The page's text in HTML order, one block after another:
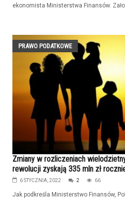
ekonomista Ministerstwa Finansów.
PRAWO PODATKOWE
Zmiany w rozliczeniach
rewolucji zyskają 335 mln zł
6 STYCZNIA, 2022 2 66
Jak podkreśla Ministerstwo Finansów,